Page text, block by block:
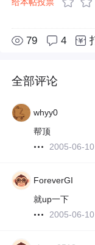
79 4
全部评论
whyy0
帮顶
2005-06-10
ForeverGI
就up一下
2005-06-10